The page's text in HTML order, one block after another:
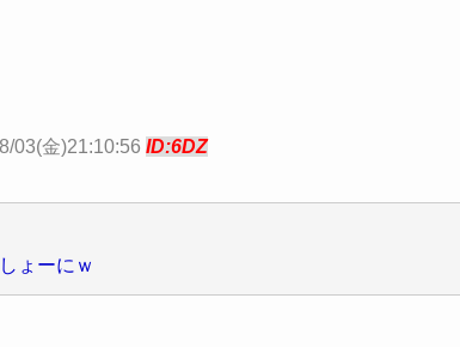
03(金)21:10:56 ID:6DZ
ょーにｗ